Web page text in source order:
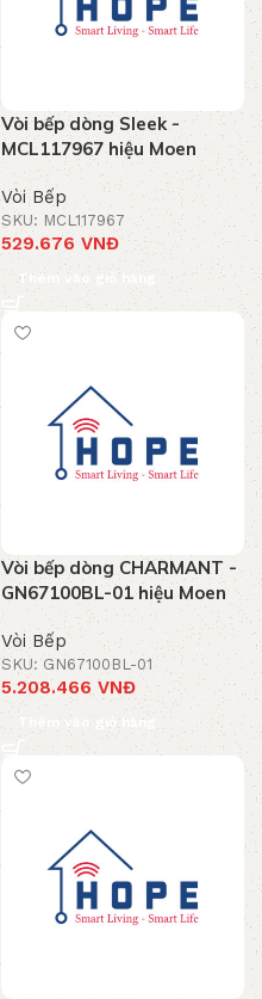
Vòi bếp dòng Sleek -
MCL117967 hiệu Moen
Vòi Bếp
SKU: MCL117967
529.676VNĐ
Thêm vào giỏ hàng
Vòi bếp dòng CHARMANT -
GN67100BL-01 hiệu Moen
Vòi Bếp
SKU: GN67100BL-01
5.208.466 VNĐ
Thêm vào giỏ hàng